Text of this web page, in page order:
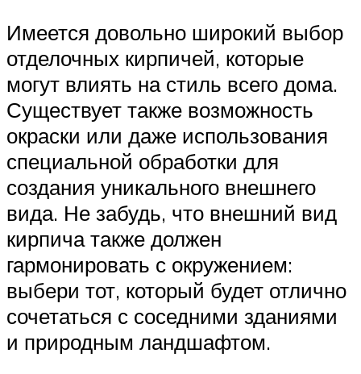
Имеется довольно широкий выбор
отделочных кирпичей, которые
могут влиять на стиль всего дома.
Существует также возможность
окраски или даже использования
специальной обработки для
создания уникального внешнего
вида. Не забудь, что внешний вид
кирпича также должен
гармонировать с окружением:
выбери тот, который будет отлично
сочетаться с соседними зданиями
и природным ландшафтом.